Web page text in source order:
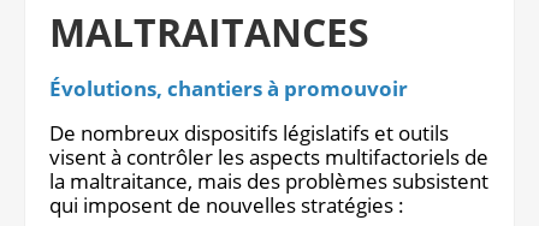
PAGE ENTREPRISE
CV-THÈQUE
CONNEXION
MALTRAITANCES
Évolutions, chantiers à promouvoir
De nombreux dispositifs législatifs et outils
visent à contrôler les aspects multifactoriels de
la maltraitance, mais des problèmes subsistent
qui imposent de nouvelles stratégies :